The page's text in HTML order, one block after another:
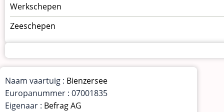
Werkschepen
Zeeschepen
Naam vaartuig : Bienzersee
Europanummer : 07001835
Eigenaar : Befrag AG